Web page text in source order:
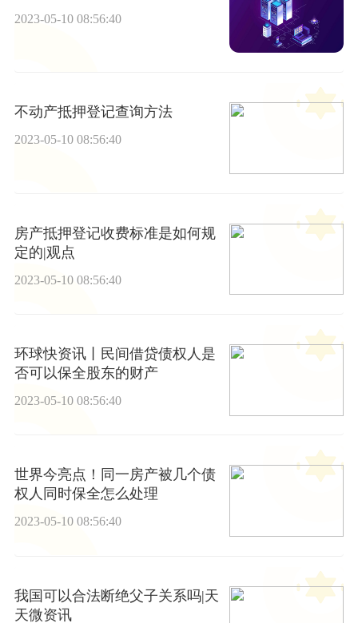
2023-05-10 08:56:40
不动产抵押登记查询方法
2023-05-10 08:56:40
房产抵押登记收费标准是如何规
定的|观点
2023-05-10 08:56:40
环球快资讯丨民间借贷债权人是
否可以保全股东的财产
2023-05-10 08:56:40
世界今亮点！同一房产被几个债
权人同时保全怎么处理
2023-05-10 08:56:40
我国可以合法断绝父子关系吗|天
天微资讯